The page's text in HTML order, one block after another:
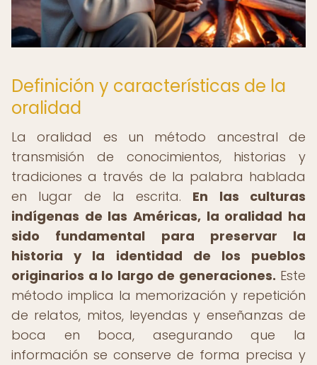
Definición y características de la
oralidad
La oralidad es un método ancestral de
transmisión de conocimientos, historias y
tradiciones a través de la palabra hablada
en lugar de la escrita. En las culturas
indígenas de las Américas, la oralidad ha
sido fundamental para preservar la
historia y la identidad de los pueblos
originarios a lo largo de generaciones. Este
método implica la memorización y repetición
de relatos, mitos, leyendas y enseñanzas de
boca en boca, asegurando que la
información se conserve de forma precisa y